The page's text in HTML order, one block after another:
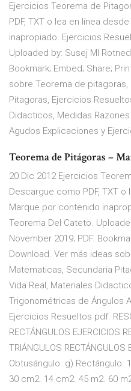
Ejercicios Teorema de
PDF, TXT o lea en línea
inapropiado. Ejercicios
Uploaded by: Susej MI
Bookmark; Embed; Share;
sobre Teorema de
Pitagoras, Ejercicios
Didacticos, Medidas
Agudos Explicaciones y
Teorema de Pitágoras –
20 Dic 2012 Ejercicios
Descargue como PDF, TXT
Marque por contenido
Teorema Del Cateto.
November 2019; PDF.
Download. Ver más ideas
Matematicas, Secundaria
Vida Real, Materiales
Trigonométricas de Ángulos
Ejercicios Resueltos pdf.
RECTÁNGULOS EJERCICIOS
TRIÁNGULOS
Obtusángulo. g) Rectángulo.
30 cm2. 14 cm2. 45 m2. 60